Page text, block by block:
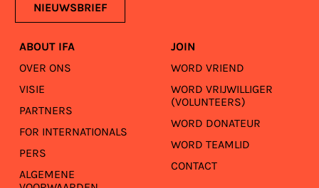
NIEUWSBRIEF
ABOUT IFA
OVER ONS
VISIE
PARTNERS
FOR INTERNATIONALS
PERS
ALGEMENE
JOIN
WORD VRIEND
WORD VRIJWILLIGER
(VOLUNTEERS)
WORD DONATEUR
WORD TEAMLID
CONTACT